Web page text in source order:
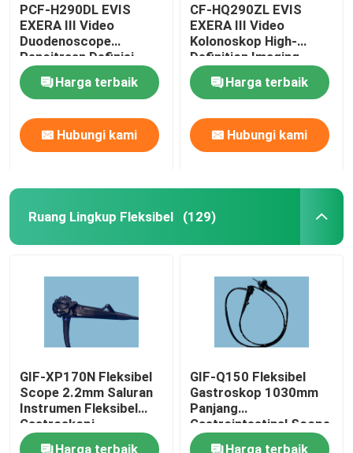
PCF-H290DL EVIS
EXERA III Video
Duodenoscope
Pencitraan Definisi
Tinggi Peningkatan
Warna LuasHarga terbaik
Hubungi kami
CF-HQ290ZL EVIS
EXERA III Video
Kolonoskop High-
Definition Imaging
Waterproof And
DurableHarga terbaik
Hubungi kami
Ruang Lingkup Fleksibel (129)
GIF-XP170N Fleksibel
Scope 2.2mm Saluran
Instrumen Fleksibel
Gastroskopi
Harga terbaik
GIF-Q150 Fleksibel
Gastroskop 1030mm
Panjang
Gastrointestinal Scope
210 derajat Angulasi
Harga terbaik